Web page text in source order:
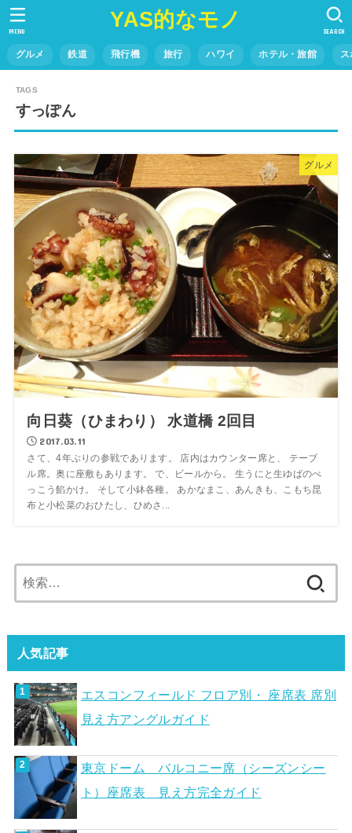
YAS的なモノ
グルメ 鉄道 飛行機 旅行 ハワイ ホテル・旅館
SEARCH
MENU
すっぽん
グルメ
向日葵（ひまわり） 水道橋 2回目
2017.03.11
さて、4年ぶりの参戦であります。 店内はカウンター席と、 テーブ
ル席。奥に座敷もあります。 で、ビールから。 生うにと生ゆばのべ
っこう餡かけ。 そして小鉢各種。 あかなまこ、あんきも、こもち昆
布と小松菜のおひたし、ひめさ...
索:
人気記事
エスコンフィールド フロア別・ 座席表 席別
見え方アングルガイド
東京ドーム バルコニー席（シーズンシー
ト）座席表 見え方完全ガイド